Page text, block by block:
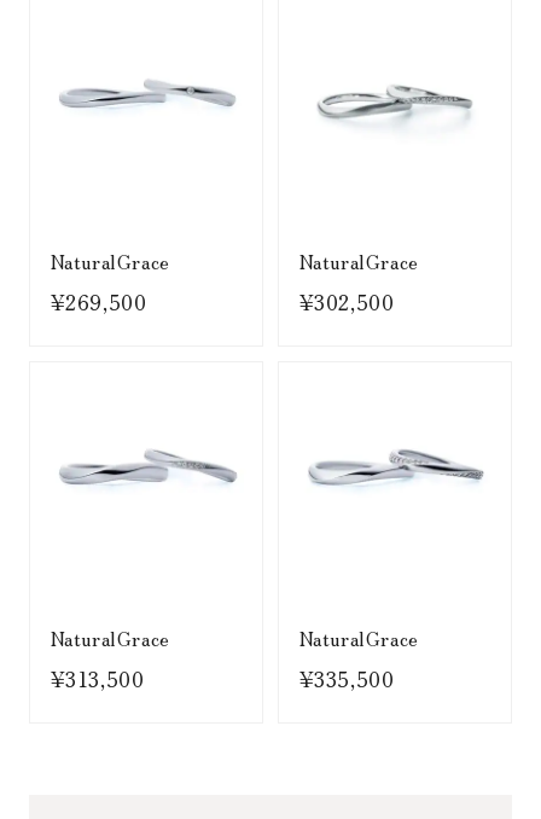
NaturalGrace
¥269,500
NaturalGrace
¥302,500
NaturalGrace
¥313,500
NaturalGrace
¥335,500